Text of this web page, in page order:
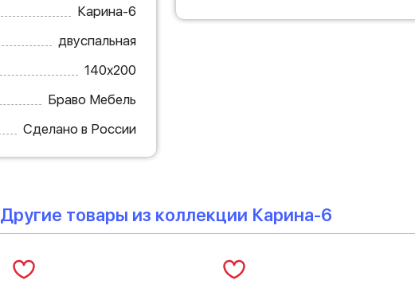
Карина-6
двуспальная
140х200
Браво Мебель
Сделано в России
Другие товары из коллекции Карина-6